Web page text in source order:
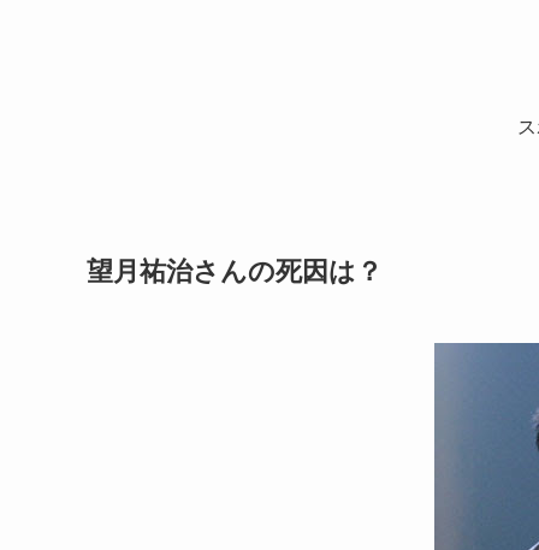
望月祐治さんの死因は？